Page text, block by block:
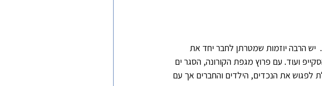
יש הרבה יוזמות שמטרתן לחבר יחד את
ועוד. עם פרוץ מגפת הקורונה, הסגר ים
לפגוש את הנכדים, הילדים והחברים אך עם